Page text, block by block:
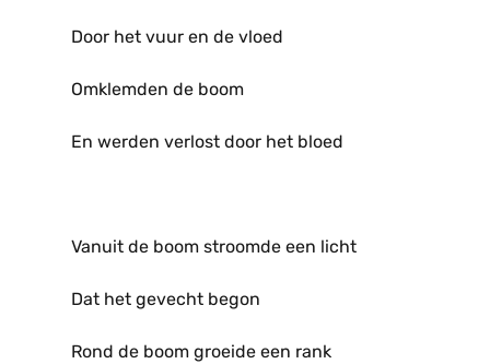
Door het vuur en de vloed
Omklemden de boom
En werden verlost door het bloed
Vanuit de boom stroomde een licht
Dat het gevecht begon
Rond de boom groeide een rank